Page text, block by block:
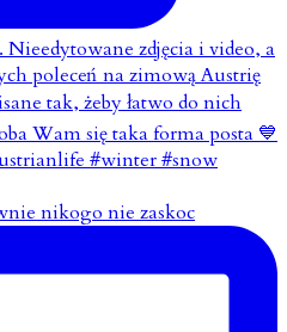
nikogo nie zaskoc